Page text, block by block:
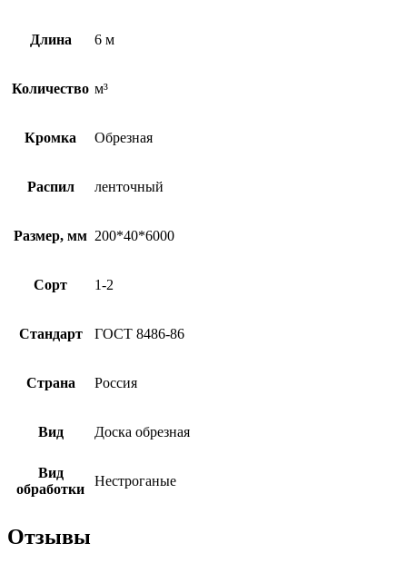
Длина 6 м
Количество м³
Кромка Обрезная
Распил ленточный
Размер, мм 200*40*6000
Сорт 1-2
Стандарт ГОСТ 8486-86
Страна Россия
Вид Доска обрезная
Вид
обработки
Нестроганые
Отзывы